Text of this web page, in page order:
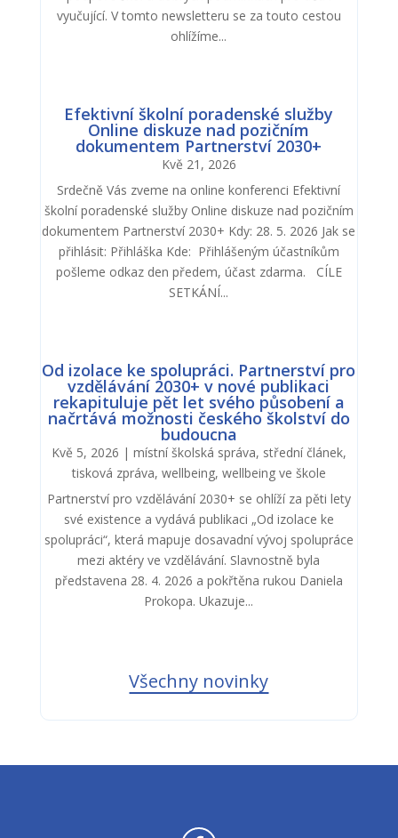
vyučující. V tomto newsletteru se za touto cestou
ohlížíme...
Efektivní školní poradenské služby
Online diskuze nad pozičním
dokumentem Partnerství 2030+
Kvě 21, 2026
Srdečně Vás zveme na online konferenci Efektivní
školní poradenské služby Online diskuze nad pozičním
dokumentem Partnerství 2030+ Kdy: 28. 5. 2026 Jak se
přihlásit: Přihláška Kde: Přihlášeným účastníkům
pošleme odkaz den předem, účast zdarma. CÍLE
SETKÁNÍ...
Od izolace ke spolupráci. Partnerství pro
vzdělávání 2030+ v nové publikaci
rekapituluje pět let svého působení a
načrtává možnosti českého školství do
budoucna
Kvě 5, 2026 | místní školská správa, střední článek,
tisková zpráva, wellbeing, wellbeing ve škole
Partnerství pro vzdělávání 2030+ se ohlíží za pěti lety
své existence a vydává publikaci „Od izolace ke
spolupráci“, která mapuje dosavadní vývoj spolupráce
mezi aktéry ve vzdělávání. Slavnostně byla
představena 28. 4. 2026 a pokřtěna rukou Daniela
Prokopa. Ukazuje...
Všechny novinky